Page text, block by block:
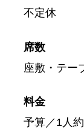
不定休
席数
座敷・テー
料金
予算／1人